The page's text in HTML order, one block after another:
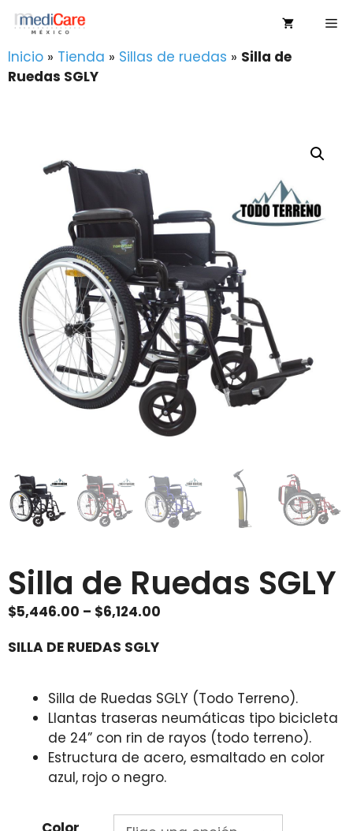
Saltar
contenido
Inicio » Tienda » Sillas de ruedas » Silla de
Ruedas SGLY
Silla de Ruedas SGLY
$5,446.00 – $6,124.00
$6,124.00
SILLA DE RUEDAS SGLY
Silla de Ruedas SGLY (Todo Terreno).
Llantas traseras neumáticas tipo bicicleta
de 24” con rin de rayos (todo terreno).
Estructura de acero, esmaltado en color
azul, rojo o negro.